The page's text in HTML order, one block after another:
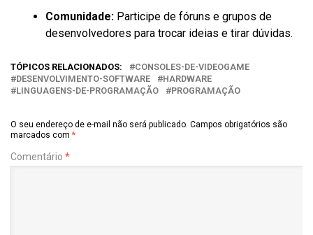
Comunidade: Participe de fóruns e grupos de
desenvolvedores para trocar ideias e tirar dúvidas.
TÓPICOS RELACIONADOS:
CONSOLES-DE-VIDEOGAME
DESENVOLVIMENTO-SOFTWARE
HARDWARE
LINGUAGENS-DE-PROGRAMAÇÃO
PROGRAMAÇÃO
O seu endereço de e-mail não será publicado. Campos obrigatórios são
marcados com *
Comentário *